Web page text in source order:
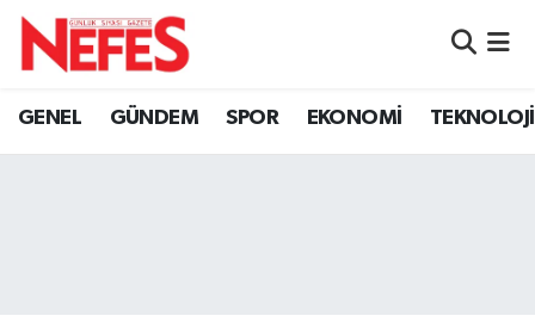
GENEL GÜNDEM SPOR EKONOMİ TEKNOLOJİ
Hava Durumu